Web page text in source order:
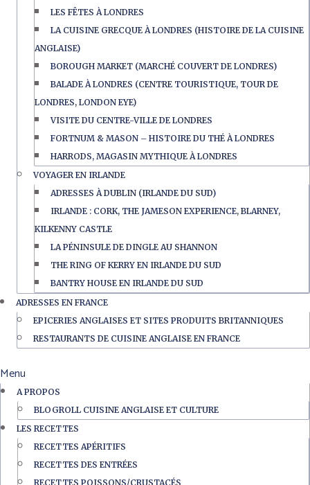
LES FÊTES À LONDRES
LA CUISINE GRECQUE À LONDRES (HISTOIRE DE LA CUISINE
ANGLAISE)
BOROUGH MARKET (MARCHÉ COUVERT DE LONDRES)
BALADE À LONDRES (CENTRE TOURISTIQUE, TOUR DE
LONDRES, LONDON EYE)
VISITE DU CENTRE-VILLE DE LONDRES
FORTNUM & MASON – HISTOIRE DU THÉ À LONDRES
HARRODS, MAGASIN MYTHIQUE À LONDRES
VOYAGER EN IRLANDE
ADRESSES À DUBLIN (IRLANDE DU SUD)
IRLANDE : CORK, THE JAMESON EXPERIENCE, BLARNEY,
KILKENNY CASTLE
LA PÉNINSULE DE DINGLE AU SHANNON
THE RING OF KERRY EN IRLANDE DU SUD
BANTRY HOUSE EN IRLANDE DU SUD
ADRESSES EN FRANCE
EPICERIES ANGLAISES ET SITES PRODUITS BRITANNIQUES
RESTAURANTS DE CUISINE ANGLAISE EN FRANCE
Menu
A PROPOS
BLOGROLL CUISINE ANGLAISE ET CULTURE
LES RECETTES
RECETTES APÉRITIFS
RECETTES DES ENTRÉES
RECETTES POISSONS/CRUSTACÉS